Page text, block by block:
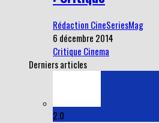
Rédaction CineSeriesMag
6 décembre 2014
Critique Cinema
Derniers articles
2.0